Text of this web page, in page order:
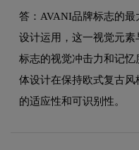
答：AVANI品牌标志的
设计运用，这一视觉元
标志的视觉冲击力和记
体设计在保持欧式复古
的适应性和可识别性。